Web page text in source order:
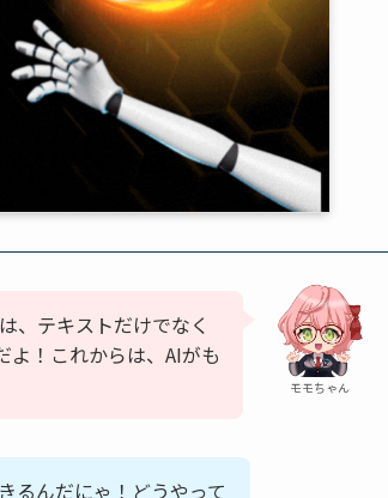
モモちゃん
、テキストだけでなく
よ！これからは、AIがも
るんだにゃ！どうやって